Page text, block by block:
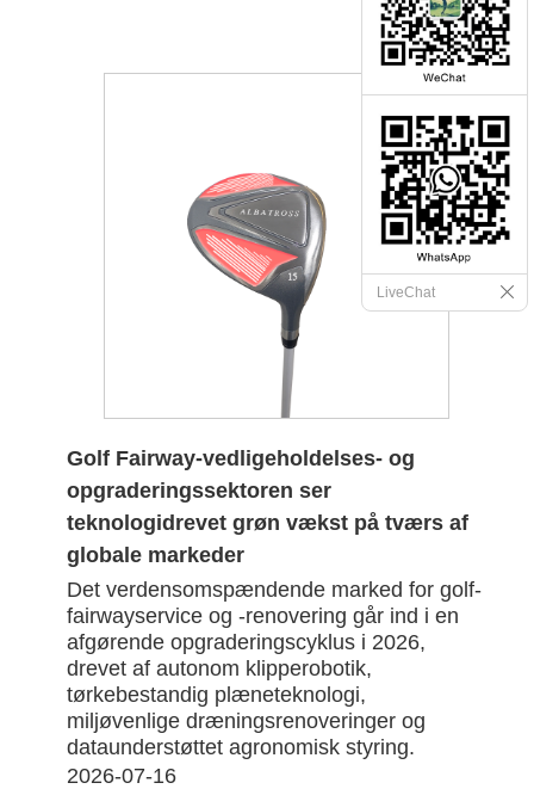
Golf Fairway-vedligeholdelses- og
opgraderingssektoren ser
teknologidrevet grøn vækst på tværs af
globale markeder
Det verdensomspændende marked for golf-
fairwayservice og -renovering går ind i en
afgørende opgraderingscyklus i 2026,
drevet af autonom klipperobotik,
tørkebestandig plæneteknologi,
miljøvenlige dræningsrenoveringer og
dataunderstøttet agronomisk styring.
2026-07-16
LiveChat